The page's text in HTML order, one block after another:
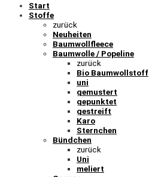
Start
Stoffe
zurück
Neuheiten
Baumwollfleece
Baumwolle / Popeline
zurück
Bio Baumwollstoff
uni
gemustert
gepunktet
gestreift
Karo
Sternchen
Bündchen
zurück
Uni
meliert